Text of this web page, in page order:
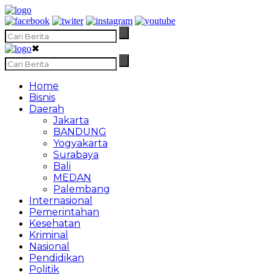
✖
Home
Bisnis
Daerah
Jakarta
BANDUNG
Yogyakarta
Surabaya
Bali
MEDAN
Palembang
Internasional
Pemerintahan
Kesehatan
Kriminal
Nasional
Pendidikan
Politik